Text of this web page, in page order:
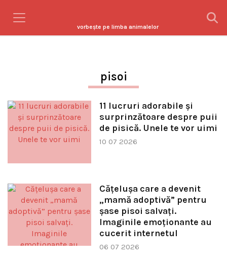
vorbeşte pe limba animalelor
pisoi
11 lucruri adorabile și
surprinzătoare despre puii
de pisică. Unele te vor uimi
10 07 2026
Cățelușa care a devenit
„mamă adoptivă” pentru
șase pisoi salvați.
Imaginile emoționante au
cucerit internetul
06 07 2026